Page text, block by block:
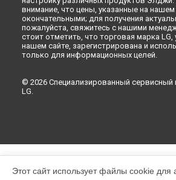
внимание, что цены, указанные на нашем
окончательными; для получения
пожалуйста, свяжитесь с нашими
стоит отметить, что торговая марка LG,
нашем сайте, зарегистрирована и
только для информационных целей.
© 2026 Специализированный сервисный
LG.
Этот сайт использует файлы cookie для